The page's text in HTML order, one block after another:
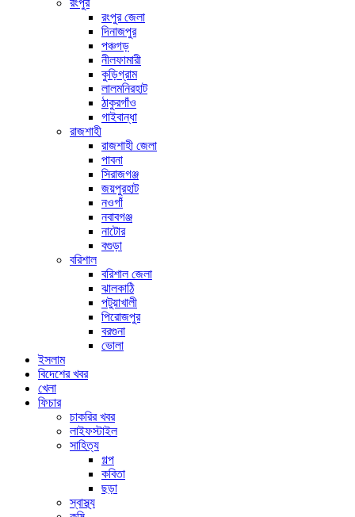
রংপুর
রংপুর জেলা
দিনাজপুর
পঞ্চগড়
নীলফামারী
কুড়িগ্রাম
লালমনিরহাট
ঠাকুরগাঁও
গাইবান্ধা
রাজশাহী
রাজশাহী জেলা
পাবনা
সিরাজগঞ্জ
জয়পুরহাট
নওগাঁ
নবাবগঞ্জ
নাটোর
বগুড়া
বরিশাল
বরিশাল জেলা
ঝালকাঠি
পটুয়াখালী
পিরোজপুর
বরগুনা
ভোলা
ইসলাম
বিদেশের খবর
খেলা
ফিচার
চাকরির খবর
লাইফস্টাইল
সাহিত্য
গল্প
কবিতা
ছড়া
স্বাস্থ্য